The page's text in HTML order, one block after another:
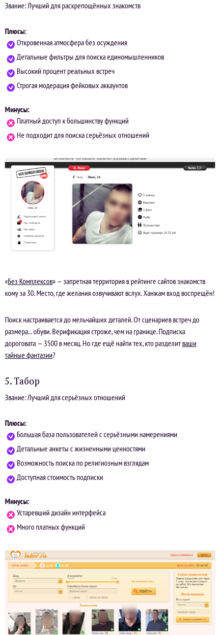
Звание: Лучший для раскрепощённых знакомств
Плюсы:
Откровенная атмосфера без осуждения
Детальные фильтры для поиска единомышленников
Высокий процент реальных встреч
Строгая модерация фейковых аккаунтов
Минусы:
Платный доступ к большинству функций
Не подходит для поиска серьёзных отношений
«Без Комплексов» — запретная территория в рейтинге сайтов знакомств
кому за 30. Место, где желания озвучивают вслух. Ханжам вход воспрещён!
Поиск настраивается до мельчайших деталей. От сценариев встреч до
размера... обуви. Верификация строже, чем на границе. Подписка
дороговата — 3500 в месяц. Но где ещё найти тех, кто разделитваши
тайные фантазии?
5. Табор
Звание: Лучший для серьёзных отношений
Плюсы:
Большая база пользователей с серьёзными намерениями
Детальные анкеты с жизненными ценностями
Возможность поиска по религиозным взглядам
Доступная стоимость подписки
Минусы:
Устаревший дизайн интерфейса
Много платных функций